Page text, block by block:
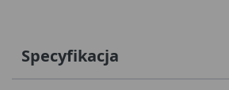
Specyfikacja